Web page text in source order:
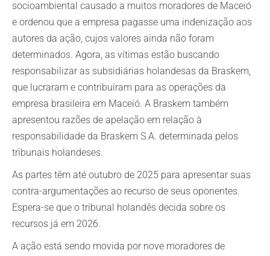
socioambiental causado a muitos moradores de Maceió
e ordenou que a empresa pagasse uma indenização aos
autores da ação, cujos valores ainda não foram
determinados. Agora, as vítimas estão buscando
responsabilizar as subsidiárias holandesas da Braskem,
que lucraram e contribuíram para as operações da
empresa brasileira em Maceió. A Braskem também
apresentou razões de apelação em relação à
responsabilidade da Braskem S.A. determinada pelos
tribunais holandeses.
As partes têm até outubro de 2025 para apresentar suas
contra-argumentações ao recurso de seus oponentes.
Espera-se que o tribunal holandês decida sobre os
recursos já em 2026.
A ação está sendo movida por nove moradores de